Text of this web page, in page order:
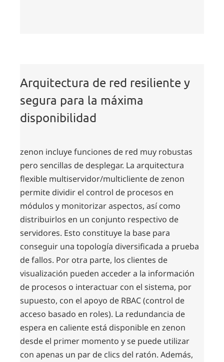
Arquitectura de red resiliente y
segura para la máxima
disponibilidad
zenon incluye funciones de red muy robustas
pero sencillas de desplegar. La arquitectura
flexible multiservidor/multicliente de zenon
permite dividir el control de procesos en
módulos y monitorizar aspectos, así como
distribuirlos en un conjunto respectivo de
servidores. Esto constituye la base para
conseguir una topología diversificada a prueba
de fallos. Por otra parte, los clientes de
visualización pueden acceder a la información
de procesos o interactuar con el sistema, por
supuesto, con el apoyo de RBAC (control de
acceso basado en roles). La redundancia de
espera en caliente está disponible en zenon
desde el primer momento y se puede utilizar
con apenas un par de clics del ratón. Además,